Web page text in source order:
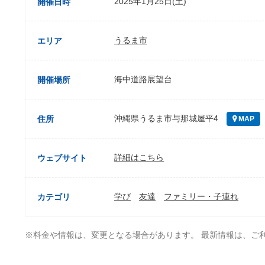
エリア うるま市
開催場所 海中道路展望台
住所 沖縄県うるま市与那城屋平4 MAP
ウェブサイト 詳細はこちら
カテゴリ 学び 友達 ファミリー・子連れ
※料金や情報は、変更となる場合があります。 最新情報は、ご